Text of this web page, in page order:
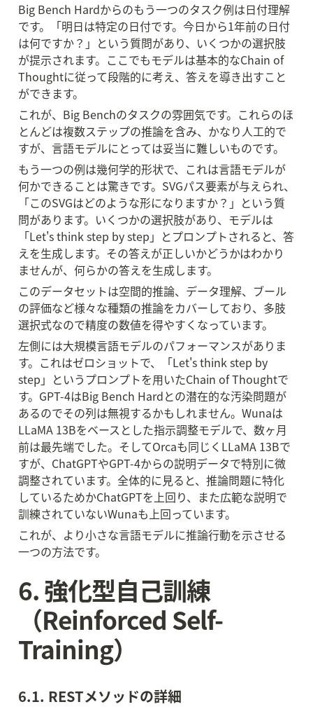
Big Bench Hardからのもう一つのタスク例は日付理解
です。「明日は特定の日付です。今日から1年前の日付
は何ですか？」という質問があり、いくつかの選択肢
が提示されます。ここでもモデルは基本的なChain of
Thoughtに従って段階的に考え、答えを導き出すこと
ができます。
これが、Big Benchのタスクの雰囲気です。これらのほ
とんどは複数ステップの推論を含み、かなり人工的で
すが、言語モデルにとっては妥当に難しいものです。
もう一つの例は幾何学的形状で、これは言語モデルが
何かできることは驚きです。SVGパス要素が与えられ、
「このSVGはどのような形になりますか？」という質
問があります。いくつかの選択肢があり、モデルは
「Let's think step by step」とプロンプトされると、答
えを生成します。その答えが正しいかどうかはわかり
ませんが、何らかの答えを生成します。
このデータセットは空間的推論、データ理解、ブール
の評価など様々な種類の推論をカバーしており、多肢
選択式なので精度の数値を得やすくなっています。
左側には大規模言語モデルのパフォーマンスがありま
す。これはゼロショットで、「Let's think step by
step」というプロンプトを用いたChain of Thoughtで
す。GPT-4はBig Bench Hardとの潜在的な汚染問題が
あるのでその列は無視するかもしれません。Wunaは
LLaMA 13Bをベースとした指示調整モデルで、数ヶ月
前は最先端でした。そしてOrcaも同じくLLaMA 13Bで
すが、ChatGPTやGPT-4からの説明データで特別に微
調整されています。全体的に見ると、推論問題に特化
しているためかChatGPTを上回り、また広範な説明で
訓練されていないWunaも上回っています。
これが、より小さな言語モデルに推論行動を示させる
一つの方法です。
6. 強化型自己訓練
（Reinforced Self-
Training）
6.1. RESTメソッドの詳細